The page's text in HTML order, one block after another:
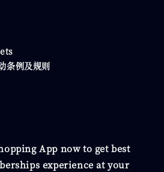
条例及规则
App now to get best
experience at your